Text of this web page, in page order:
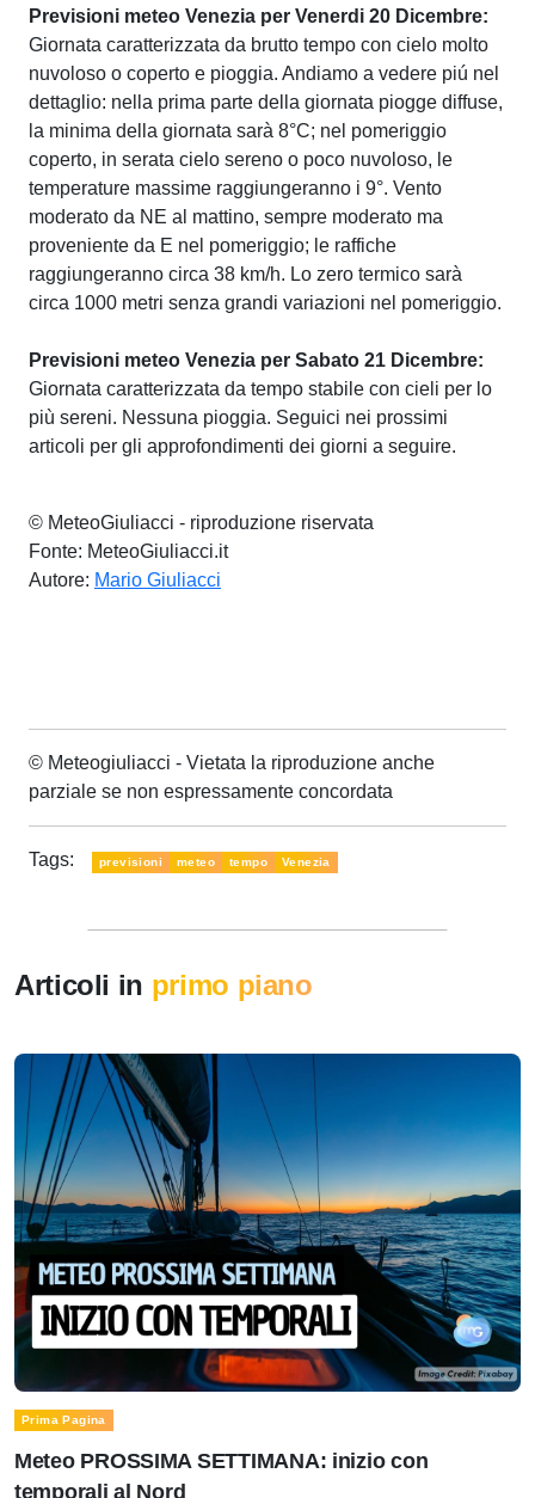
Previsioni meteo Venezia per Venerdi 20 Dicembre:
Giornata caratterizzata da brutto tempo con cielo molto
nuvoloso o coperto e pioggia. Andiamo a vedere piú nel
dettaglio: nella prima parte della giornata piogge diffuse,
la minima della giornata sarà 8°C; nel pomeriggio
coperto, in serata cielo sereno o poco nuvoloso, le
temperature massime raggiungeranno i 9°. Vento
moderato da NE al mattino, sempre moderato ma
proveniente da E nel pomeriggio; le raffiche
raggiungeranno circa 38 km/h. Lo zero termico sarà
circa 1000 metri senza grandi variazioni nel pomeriggio.
Previsioni meteo Venezia per Sabato 21 Dicembre:
Giornata caratterizzata da tempo stabile con cieli per lo
più sereni. Nessuna pioggia. Seguici nei prossimi
articoli per gli approfondimenti dei giorni a seguire.
© MeteoGiuliacci - riproduzione riservata
Fonte: MeteoGiuliacci.it
Autore: Mario Giuliacci
© Meteogiuliacci - Vietata la riproduzione anche
parziale se non espressamente concordata
Tags: previsioni meteo tempo Venezia
Articoli in primo piano
Prima Pagina
Meteo PROSSIMA SETTIMANA: inizio con
temporali al Nord